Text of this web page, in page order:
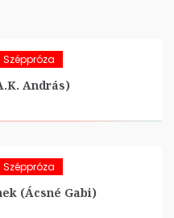
Széppróza
András)
Széppróza
(Ácsné Gabi)